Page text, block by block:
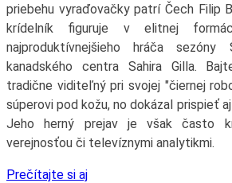
priebehu vyraďovačky patrí Čech Filip
krídelník figuruje v elitnej
najproduktívnejšieho hráča sezóny
kanadského centra Sahira Gilla.
tradične viditeľný pri svojej "čiernej
súperovi pod kožu, no dokázal prispieť
Jeho herný prejav je však často
verejnosťou či televíznymi analytikmi.
Prečítajte si aj